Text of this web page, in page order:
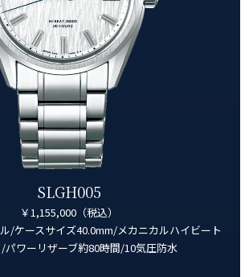
SLGH005
￥1,155,000（税込）
/ケースサイズ40.0mm/メカニカルハイビート
パワーリザーブ約80時間/10気圧防水